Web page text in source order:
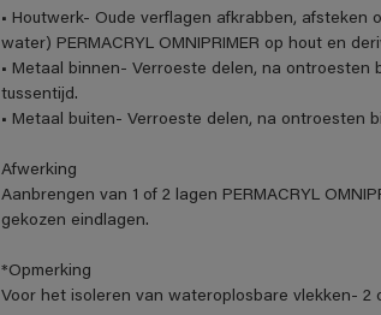
• Houtwerk- Oude verflagen afkrabben, afsteken
water) PERMACRYL OMNIPRIMER op hout en
• Metaal binnen- Verroeste delen, na ontroesten
tussentijd.
• Metaal buiten- Verroeste delen, na ontroesten
Afwerking
Aanbrengen van 1 of 2 lagen PERMACRYL
gekozen eindlagen.
*Opmerking
Voor het isoleren van wateroplosbare vlekken- 2